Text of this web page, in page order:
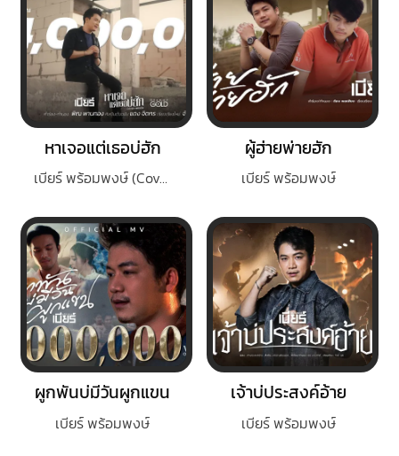
หาเจอแต่เธอบ่ฮัก
เบียร์ พร้อมพงษ์ (Cover Version)
ผู้ฮ่ายพ่ายฮัก
เบียร์ พร้อมพงษ์
ผูกพันบ่มีวันผูกแขน
เบียร์ พร้อมพงษ์
เจ้าบ่ประสงค์อ้าย
เบียร์ พร้อมพงษ์